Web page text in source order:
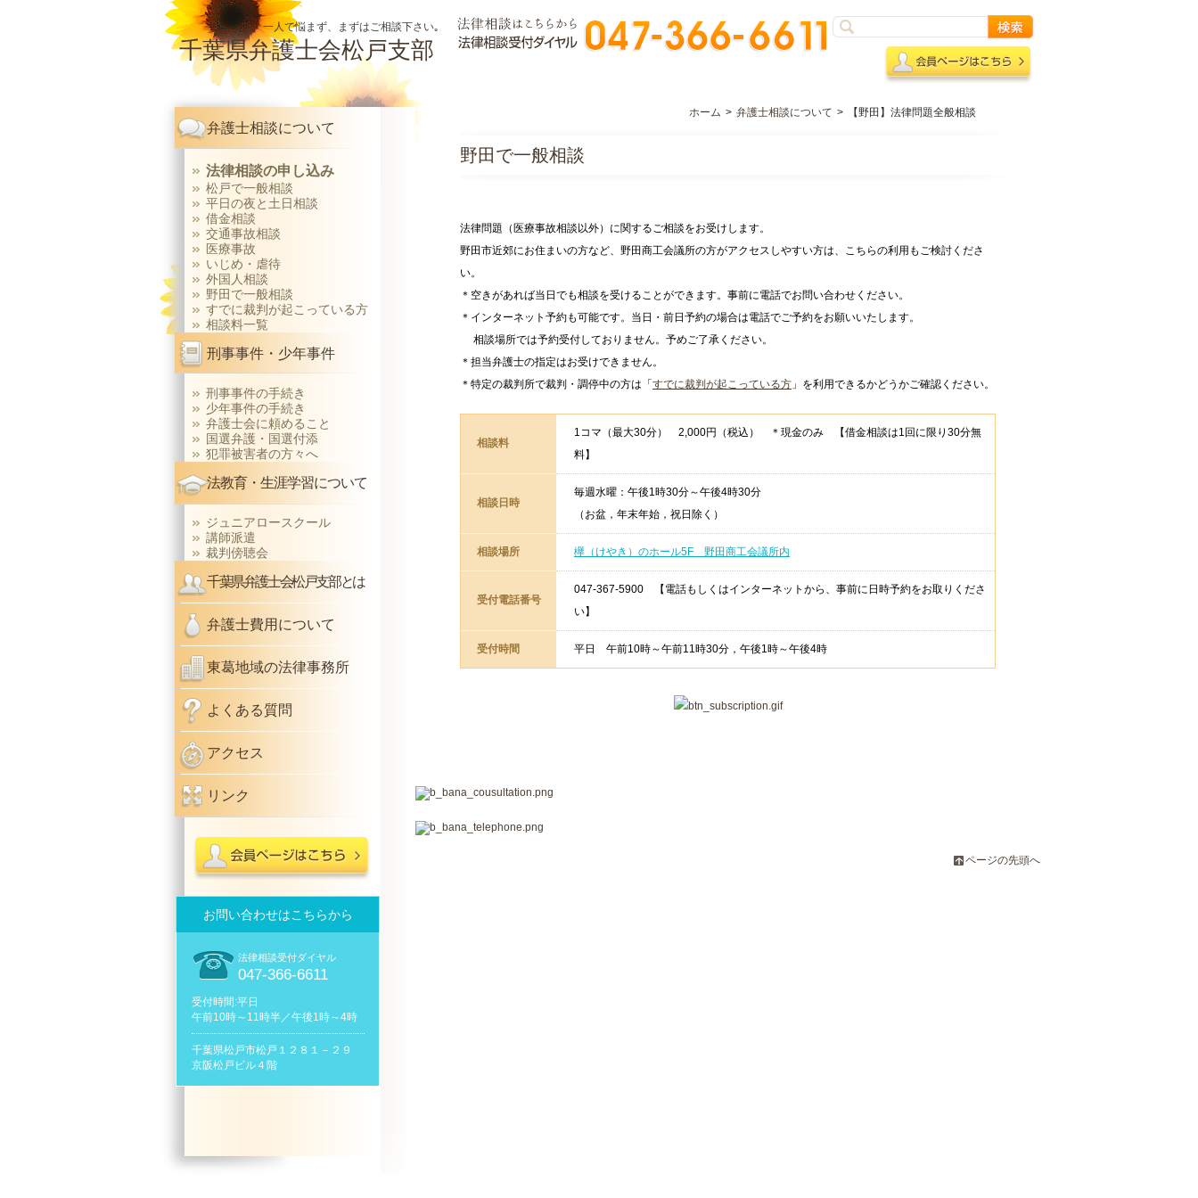
一人で悩まず、まずはご相談下さい｡
千葉県弁護士会松戸支部
弁護士相談について
法律相談の申し込み
松戸で一般相談
平日の夜と土日相談
借金相談
交通事故相談
医療事故
いじめ・虐待
外国人相談
野田で一般相談
すでに裁判が起こっている方
相談料一覧
刑事事件・少年事件
刑事事件の手続き
少年事件の手続き
弁護士会に頼めること
国選弁護・国選付添
犯罪被害者の方々へ
法教育・生涯学習について
ジュニアロースクール
講師派遣
裁判傍聴会
千葉県弁護士会松戸支部とは
弁護士費用について
東葛地域の法律事務所
よくある質問
アクセス
リンク
お問い合わせはこちらから
法律相談受付ダイヤル
047-366-6611
受付時間:平日
午前10時～11時半／午後1時～4時
千葉県松戸市松戸１２８１－２９
京阪松戸ビル４階
ホーム > 弁護士相談について > 【野田】法律問題全般相談
野田で一般相談
法律問題（医療事故相談以外）に関するご相談をお受けします。
野田市近郊にお住まいの方など、野田商工会議所の方がアクセスしやすい方は、こちらの利用もご検討くださ
い。
＊空きがあれば当日でも相談を受けることができます。事前に電話でお問い合わせください。
＊インターネット予約も可能です。当日・前日予約の場合は電話でご予約をお願いいたします。
相談場所では予約受付しておりません。予めご了承ください。
＊担当弁護士の指定はお受けできません。
＊特定の裁判所で裁判・調停中の方は「 すでに裁判が起こっている方 」を利用できるかどうかご確認ください。
相談料
1コマ（最大30分） 2,000円（税込） ＊現金のみ 【借金相談は1回に限り30分無
料】
相談日時
毎週水曜：午後1時30分～午後4時30分
（お盆，年末年始，祝日除く）
相談場所 欅（けやき）のホール5F 野田商工会議所内
受付電話番号
047-367-5900 【電話もしくはインターネットから、事前に日時予約をお取りくださ
い】
受付時間 平日 午前10時～午前11時30分，午後1時～午後4時
ページの先頭へ